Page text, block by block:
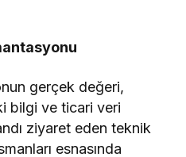
gerçek değeri,
bilgi ve ticari veri
ziyaret eden teknik
esnasında